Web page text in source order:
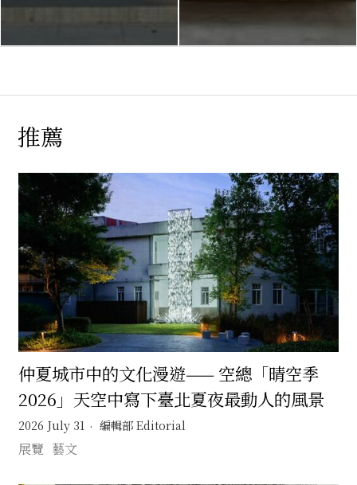
推薦
仲夏城市中的文化漫遊—— 空總「晴空季
2026」天空中寫下臺北夏夜最動人的風景
2026 July 31 編輯部 Editorial
展覽 藝文